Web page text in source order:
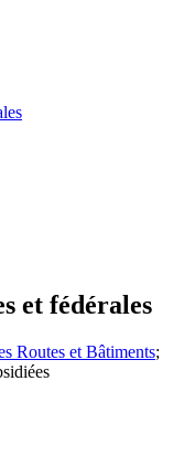
et fédérales
Routes et Bâtiments;